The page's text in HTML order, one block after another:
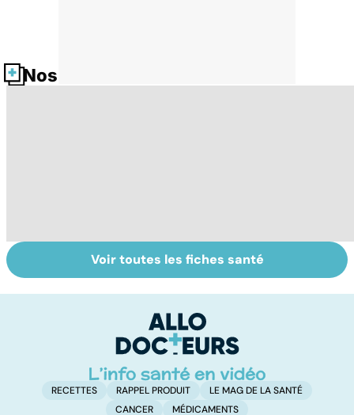
Nos fiches santé
Gynéco : un suivi
pour la vie
Labial, génital,
oculaire :
soigner l'herpès ?
Voir toutes les fiches santé
RECETTES RAPPEL PRODUIT
LE MAG DE LA SANTÉ
CANCER
MÉDICAMENTS